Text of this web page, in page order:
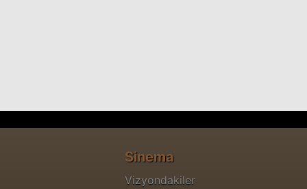
Sinema
Vizyondakiler